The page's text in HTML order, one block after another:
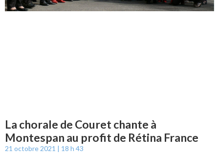
La chorale de Couret chante à
Montespan au profit de Rétina France
21 octobre 2021 18 h 43